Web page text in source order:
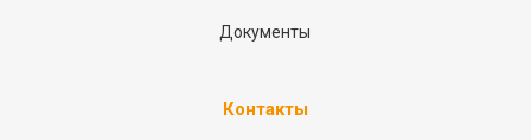
Документы
Контакты